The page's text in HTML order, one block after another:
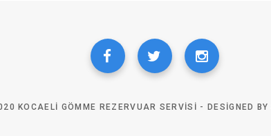
KOCAELI GÖMME REZERVUAR SERVISI - DESIGNED BY